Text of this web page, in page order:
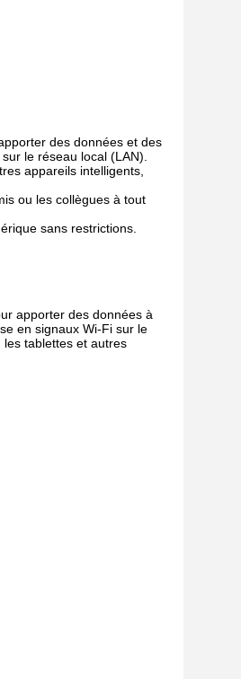
des données et des
le réseau local (LAN).
appareils intelligents,
ou les collègues à tout
sans restrictions.
apporter des données à
en signaux Wi-Fi sur le
tablettes et autres